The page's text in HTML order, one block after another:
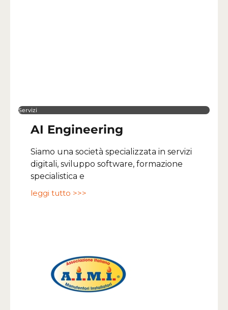
Servizi
AI Engineering
Siamo una società specializzata in servizi
digitali, sviluppo software, formazione
specialistica e
leggi tutto >>>